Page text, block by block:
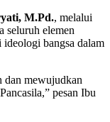
M.Pd., melalui
seluruh elemen
bangsa dalam
dan mewujudkan
pesan Ibu